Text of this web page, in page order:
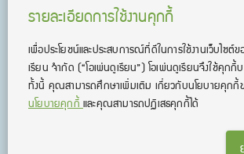
TikTok
Campaign :
รายละเอียดการใช้งานคุกกี้
เพื่อประโยชน์และประสบการณ์ที่ดีในการใช้งานเว็บไซต์
เรียน จํากัด (“โอเพ่นดูเรียน”)โอเพ่นดูเรียนจึงใช้คุกกี้
ทั้งนี้ คุณสามารถศึกษาเพิ่มเติม เกี่ยวกับนโยบายคุกกี้ข
นโยบายคุกกี้และคุณสามารถปฏิเสธคุกกี้ได้